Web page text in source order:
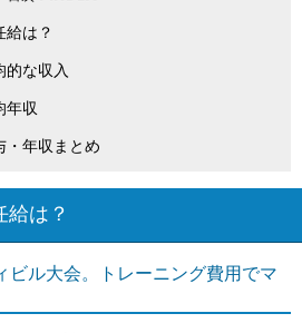
給は？
的な収入
年収
・年収まとめ
給は？
ビル大会。トレーニング費用でマ